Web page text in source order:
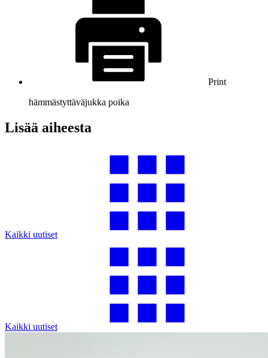
Print
hämmästyttäväjukka poika
Lisää aiheesta
Kaikki uutiset
Kaikki uutiset